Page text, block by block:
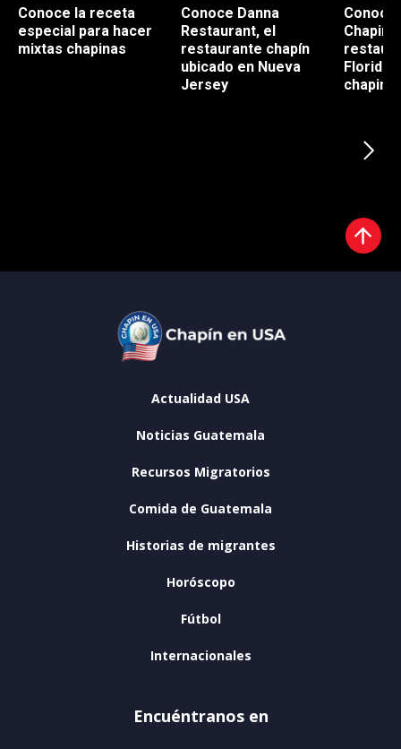
Conoce la receta
especial para hacer
mixtas chapinas
Conoce Danna
Restaurant, el
restaurante chapín
ubicado en Nueva
Jersey
Conoce
Florida
chapina
Actualidad USA
Noticias Guatemala
Recursos Migratorios
Comida de Guatemala
Historias de migrantes
Horóscopo
Fútbol
Internacionales
Encuéntranos en